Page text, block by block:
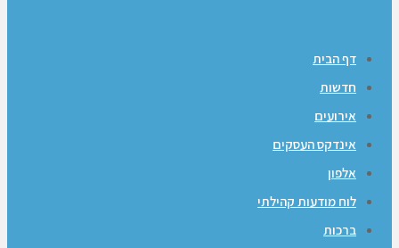
דף הבית
חדשות
אירועים
אינדקס העסקים
אלפון
לוח מודעות קהילתי
ברכות